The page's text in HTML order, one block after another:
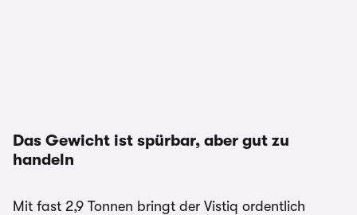
Das Gewicht ist spürbar, aber gut zu
handeln
Mit fast 2,9 Tonnen bringt der Vistiq ordentlich